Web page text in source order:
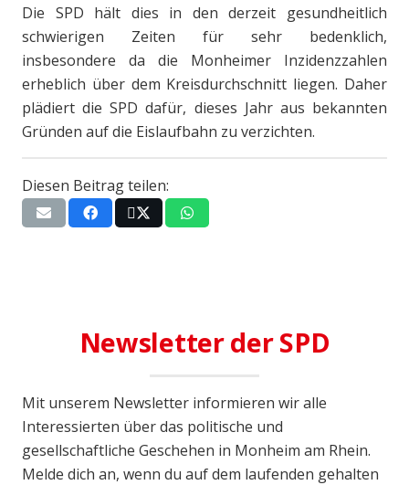
Die SPD hält dies in den derzeit gesundheitlich
schwierigen Zeiten für sehr bedenklich,
insbesondere da die Monheimer Inzidenzzahlen
erheblich über dem Kreisdurchschnitt liegen. Daher
plädiert die SPD dafür, dieses Jahr aus bekannten
Gründen auf die Eislaufbahn zu verzichten.
Diesen Beitrag teilen:
Newsletter der SPD
Mit unserem Newsletter informieren wir alle
Interessierten über das politische und
gesellschaftliche Geschehen in Monheim am Rhein.
Melde dich an, wenn du auf dem laufenden gehalten